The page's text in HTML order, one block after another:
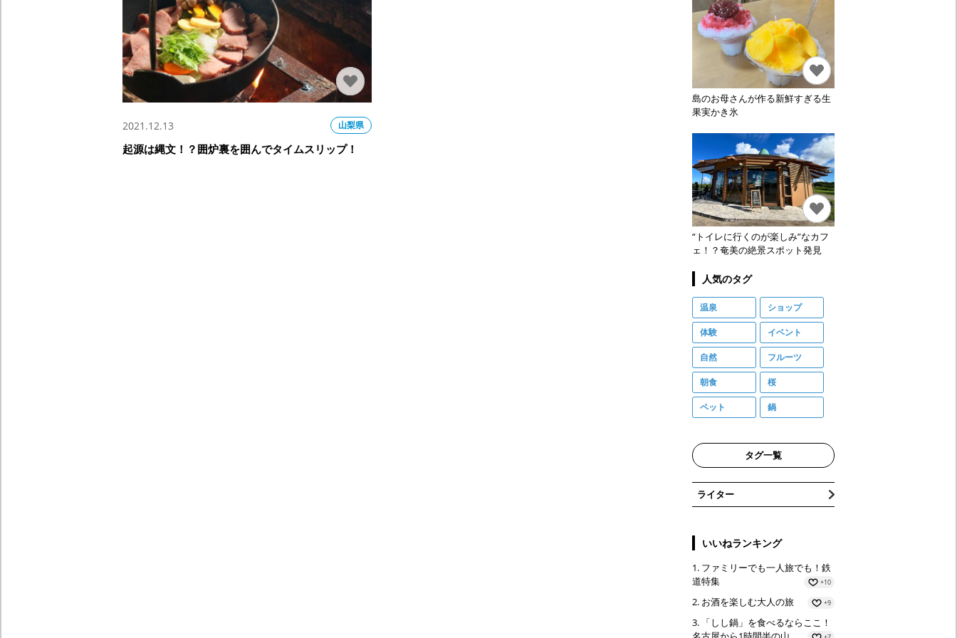
2021.12.13 山梨県
起源は縄文！？囲炉裏を囲んでタイムスリップ！
島のお母さんが作る新鮮すぎる生
果実かき氷
“トイレに行くのが楽しみ”なカフ
ェ！？奄美の絶景スポット発見
人気のタグ
温泉 ショップ
体験 イベント
自然 フルーツ
朝食 桜
ペット 鍋
タグ一覧
ライター
いいねランキング
ファミリーでも一人旅でも！鉄
道特集
+10
お酒を楽しむ大人の旅 +9
「しし鍋」を食べるならここ！